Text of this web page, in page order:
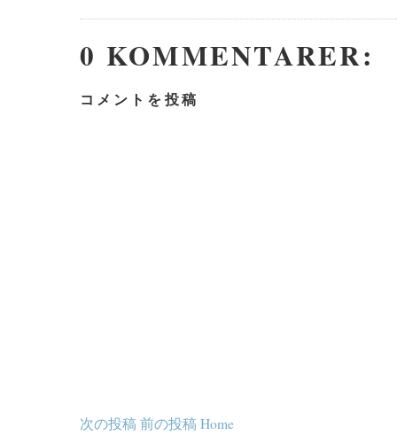
0 KOMMENTARER:
コメントを投稿
次の投稿 前の投稿 Home